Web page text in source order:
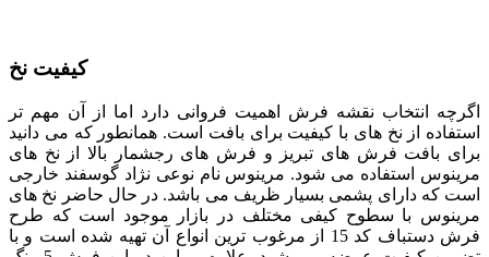
کیفیت نخ
اگرچه انتخاب نقشه فرش اهمیت فروانی دارد اما از آن مهم تر
استفاده از نخ های با کیفیت برای بافت است. همانطور که می دانید
برای بافت فرش های تبریز و فرش های رجشمار بالا از نخ های
مرینوس استفاده می شود. مرینوس نام نوعی نژاد گوسفند خارجی
است که دارای پشمی بسیار ظریف می باشد. در حال حاضر نخ های
مرینوس با سطوح کیفی مختلف در بازار موجود است که طرح
فرش دستباف کد 15 از مرغوب ترین انواع آن تهیه شده است و با